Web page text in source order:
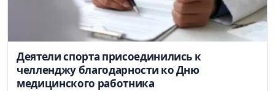
Деятели спорта присоединились к
челленджу благодарности ко Дню
медицинского работника